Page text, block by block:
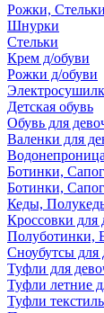
Рожки,
Шнурки
Стельки
Крем д/обуви
Рожки д/обуви
Детская обувь
Обувь для
Валенки для
Ботинки,
Ботинки,
Кеды,
Кроссовки для
Полуботинки,
Сноубутсы для
Туфли для
Туфли летние
Туфли